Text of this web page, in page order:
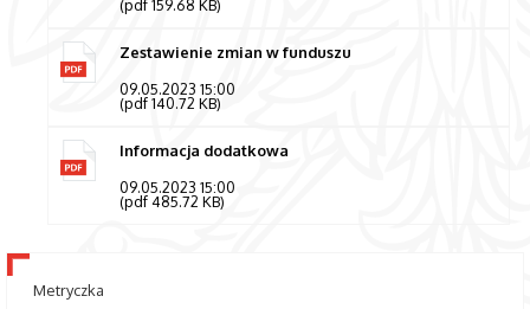
(pdf 159.68 KB)
Zestawienie zmian w funduszu
09.05.2023 15:00
(pdf 140.72 KB)
Informacja dodatkowa
09.05.2023 15:00
(pdf 485.72 KB)
Metryczka